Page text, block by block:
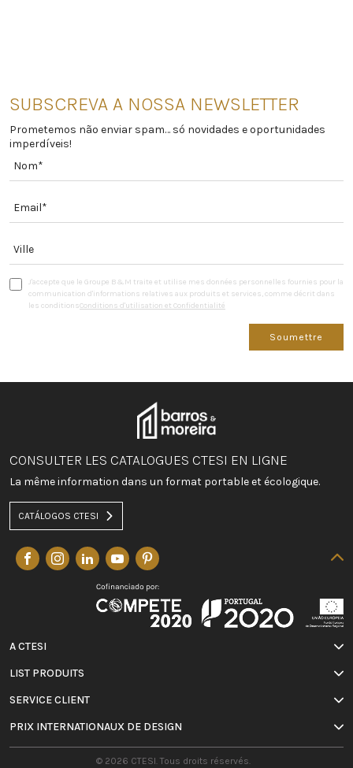
SUBSCREVA A NOSSA NEWSLETTER
Prometemos não enviar spam… só novidades e oportunidades
imperdíveis!
J'accepte que le Groupe B&M traite et utilise mes données personnelles fournies pour la
communication d'informations relatives aux produits et services, comme décrit dans
les conditionsConditions d'utilisation et Confidentialité
Soumettre
CONSULTER LES CATALOGUES CTESI EN LIGNE
La même information dans un format portable et écologique.
CATÁLOGOS CTESI
A CTESI
LIST PRODUITS
SERVICE CLIENT
PRIX INTERNATIONAUX DE DESIGN
© 2026 CTESI. Tous droits réservés.